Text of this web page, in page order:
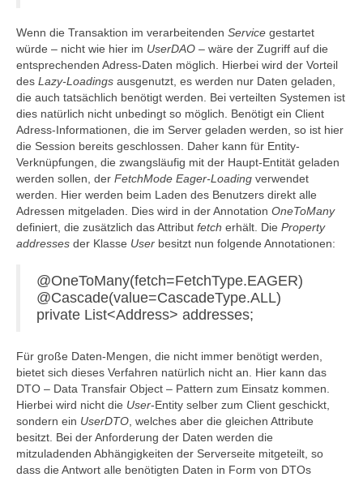
Wenn die Transaktion im verarbeitenden Service gestartet
würde – nicht wie hier im UserDAO – wäre der Zugriff auf die
entsprechenden Adress-Daten möglich. Hierbei wird der Vorteil
des Lazy-Loadings ausgenutzt, es werden nur Daten geladen,
die auch tatsächlich benötigt werden. Bei verteilten Systemen ist
dies natürlich nicht unbedingt so möglich. Benötigt ein Client
Adress-Informationen, die im Server geladen werden, so ist hier
die Session bereits geschlossen. Daher kann für Entity-
Verknüpfungen, die zwangsläufig mit der Haupt-Entität geladen
werden sollen, der FetchMode Eager-Loading verwendet
werden. Hier werden beim Laden des Benutzers direkt alle
Adressen mitgeladen. Dies wird in der Annotation OneToMany
definiert, die zusätzlich das Attribut fetch erhält. Die Property
addresses der Klasse User besitzt nun folgende Annotationen:
@OneToMany(fetch=FetchType.EAGER)
@Cascade(value=CascadeType.ALL)
private List<Address> addresses;
Für große Daten-Mengen, die nicht immer benötigt werden,
bietet sich dieses Verfahren natürlich nicht an. Hier kann das
DTO – Data Transfair Object – Pattern zum Einsatz kommen.
Hierbei wird nicht die User-Entity selber zum Client geschickt,
sondern ein UserDTO , welches aber die gleichen Attribute
besitzt. Bei der Anforderung der Daten werden die
mitzuladenden Abhängigkeiten der Serverseite mitgeteilt, so
dass die Antwort alle benötigten Daten in Form von DTOs